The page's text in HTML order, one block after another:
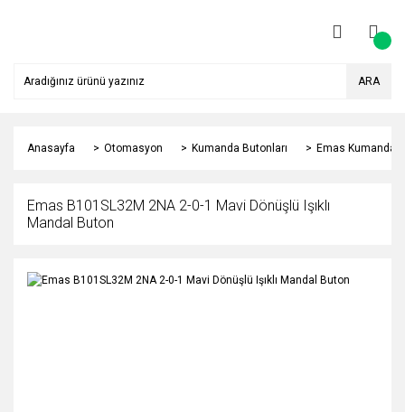
ARA
Anasayfa Otomasyon Kumanda Butonları Emas Kumanda
Emas B101SL32M 2NA 2-0-1 Mavi Dönüşlü Işıklı
Mandal Buton